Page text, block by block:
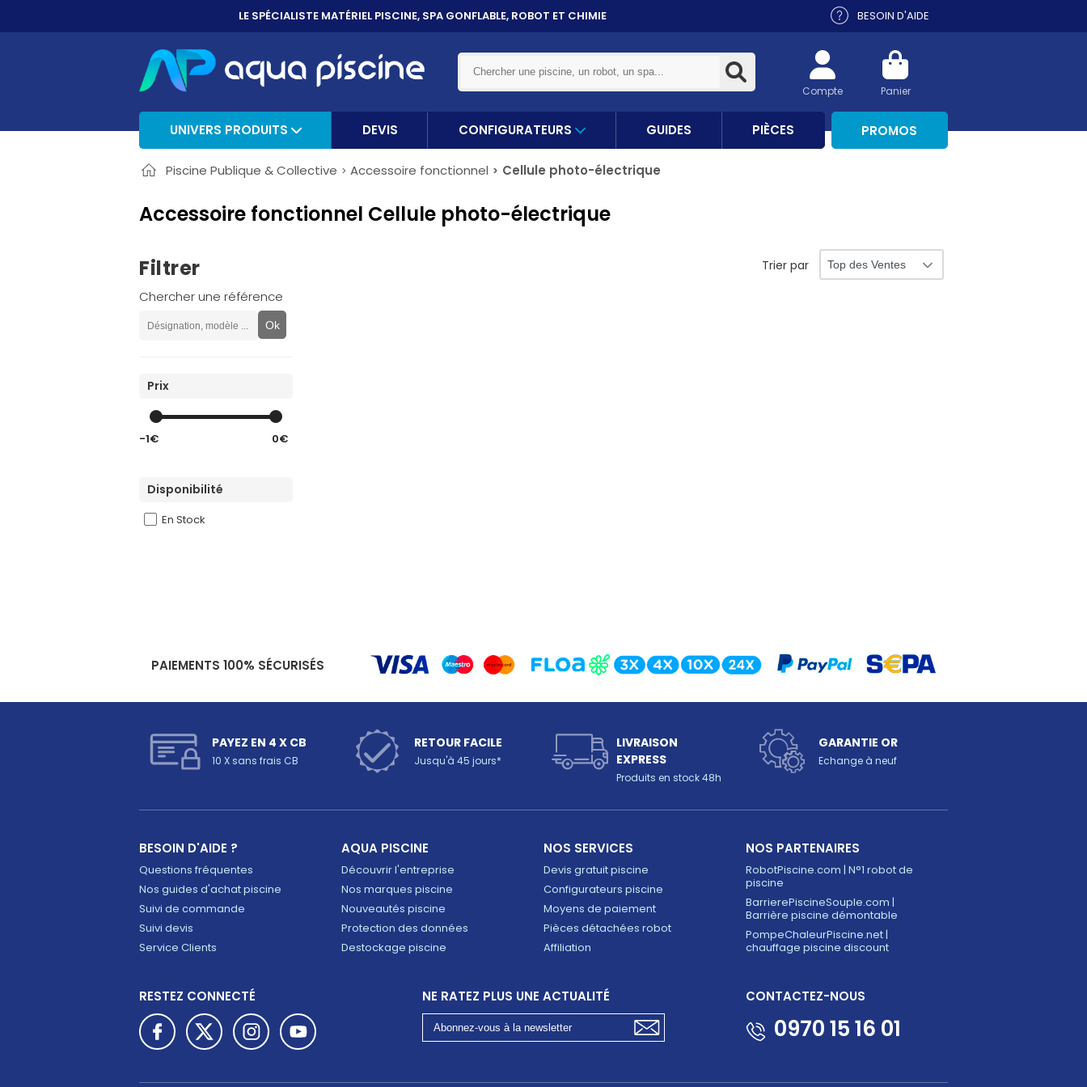
PAYER EN 3X, 4X ET 10XSANS FRAIS PAR CARTE BANCAIRE BESOIN D'AIDE
Panier
Compte
UNIVERS PRODUITS DEVIS CONFIGURATEURS GUIDES PIÈCES PROMOS
Piscine Publique & Collective Accessoire fonctionnel Cellule photo-électrique
Accessoire fonctionnel Cellule photo-électrique
Filtrer
Chercher une référence
Ok
Prix
-1€ 0€
Disponibilité
En Stock
Trier par
PAIEMENTS 100% SÉCURISÉS
PAYEZ EN 4 X CB
10 X sans frais CB
RETOUR FACILE
Jusqu'à 45 jours*
LIVRAISON
EXPRESS
Produits en stock 48h
GARANTIE OR
Echange à neuf
BESOIN D'AIDE ?
Questions fréquentes
Nos guides d'achat piscine
Suivi de commande
Suivi devis
Service Clients
AQUA PISCINE
Découvrir l'entreprise
Nos marques piscine
Nouveautés piscine
Protection des données
Destockage piscine
NOS SERVICES
Devis gratuit piscine
Configurateurs piscine
Moyens de paiement
Pièces détachées robot
Affiliation
NOS PARTENAIRES
RobotPiscine.com | N°1 robot de
piscine
BarrierePiscineSouple.com |
Barrière piscine démontable
PompeChaleurPiscine.net |
chauffage piscine discount
RESTEZ CONNECTÉ NE RATEZ PLUS UNE ACTUALITÉ CONTACTEZ-NOUS
0970 15 16 01